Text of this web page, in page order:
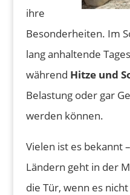
ihre
Besonderheiten. Im
lang anhaltende
während Hitze und
Belastung oder gar
werden können.
Vielen ist es bekannt
Ländern geht in der
die Tür, wenn es